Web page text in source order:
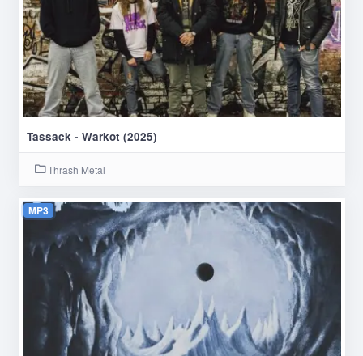
Tassack - Warkot (2025)
Thrash Metal
MP3